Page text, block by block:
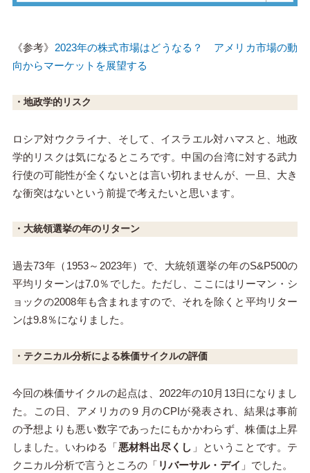
《参考》 2023年の株式市場はどうなる？ アメリカ市場の動
向からマーケットを展望する
・地政学的リスク
ロシア対ウクライナ、そして、イスラエル対ハマスと、地政
学的リスクは気になるところです。中国の台湾に対する武力
行使の可能性が全くないとは言い切れませんが、一旦、大き
な衝突はないという前提で考えたいと思います。
・大統領選挙の年のリターン
過去73年（1953～2023年）で、大統領選挙の年のS&P500の
平均リターンは7.0％でした。ただし、ここにはリーマン・シ
ョックの2008年も含まれますので、それを除くと平均リター
ンは9.8％になりました。
・テクニカル分析による株価サイクルの評価
今回の株価サイクルの起点は、2022年の10月13日になりまし
た。この日、アメリカの９月のCPIが発表され、結果は事前
の予想よりも悪い数字であったにもかかわらず、株価は上昇
しました。いわゆる「悪材料出尽くし 」ということです。テ
クニカル分析で言うところの「 リバーサル・デイ 」でした。